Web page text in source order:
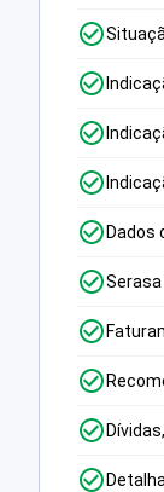
Dados